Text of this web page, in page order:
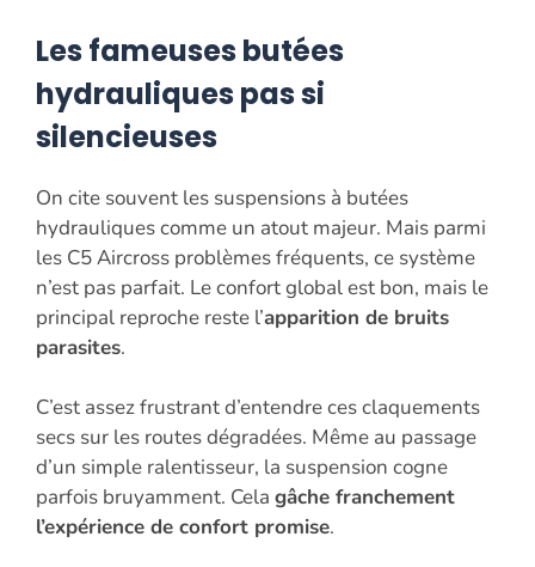
Les fameuses butées
hydrauliques pas si
silencieuses
On cite souvent les suspensions à butées
hydrauliques comme un atout majeur. Mais parmi
les C5 Aircross problèmes fréquents, ce système
n’est pas parfait. Le confort global est bon, mais le
principal reproche reste l’apparition de bruits
parasites.
C’est assez frustrant d’entendre ces claquements
secs sur les routes dégradées. Même au passage
d’un simple ralentisseur, la suspension cogne
parfois bruyamment. Cela gâche franchement
l’expérience de confort promise.